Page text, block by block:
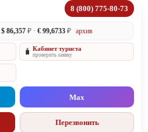
8 (800) 775-80-73
$ 86,357 ₽ · € 99,6733 ₽ архив
🧳 Кабинет туриста
проверить заявку
Max
Перезвонить